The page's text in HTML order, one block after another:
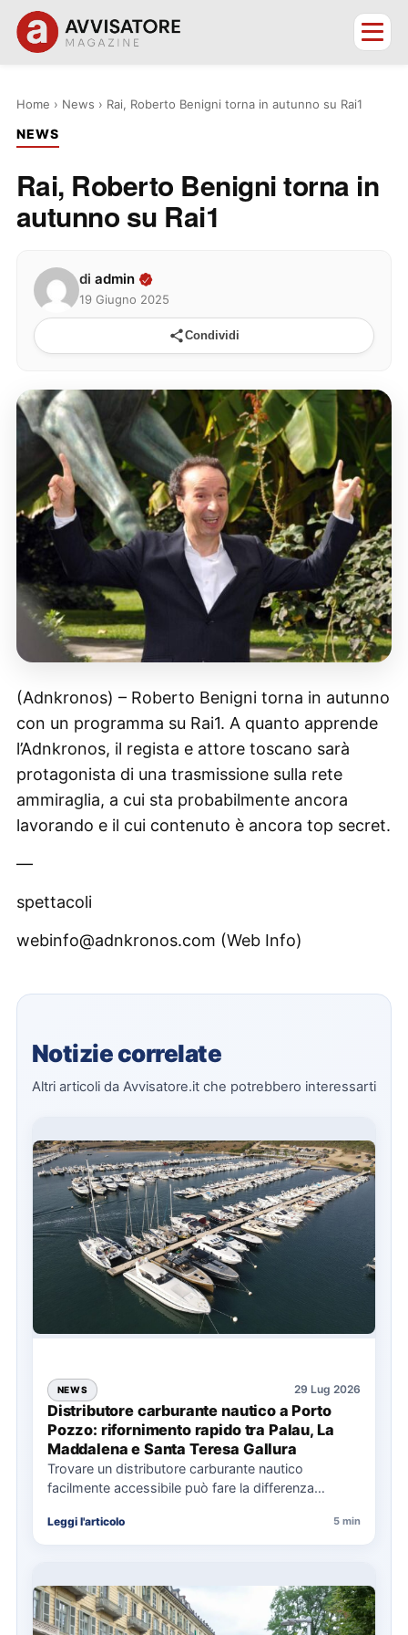
Home › News › Rai, Roberto Benigni torna in autunno su Rai1
NEWS
Rai, Roberto Benigni torna in
autunno su Rai1
di admin
19 Giugno 2025
Condividi
(Adnkronos) – Roberto Benigni torna in autunno
con un programma su Rai1. A quanto apprende
l’Adnkronos, il regista e attore toscano sarà
protagonista di una trasmissione sulla rete
ammiraglia, a cui sta probabilmente ancora
lavorando e il cui contenuto è ancora top secret.
—
spettacoli
webinfo@adnkronos.com (Web Info)
Notizie correlate
Altri articoli da Avvisatore.it che potrebbero interessarti
NEWS 29 Lug 2026
Distributore carburante nautico a Porto
Pozzo: rifornimento rapido tra Palau, La
Maddalena e Santa Teresa Gallura
Trovare un distributore carburante nautico
facilmente accessibile può fare la differenza
soprattutto…
Leggi l'articolo 5 min